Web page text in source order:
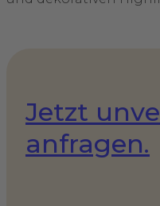
Jetzt
anfragen.